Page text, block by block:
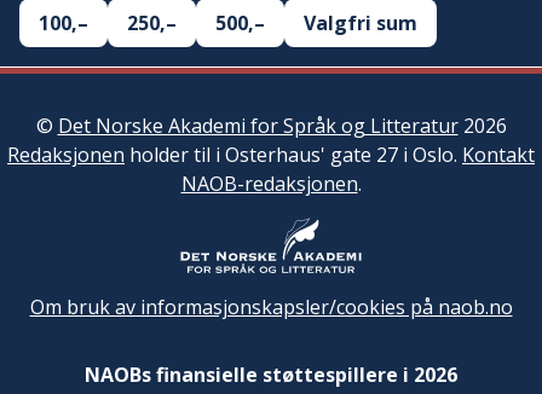
100,–
250,– 500,– Valgfri sum
© Det Norske Akademi for Språk og Litteratur2026
Redaksjonen holder til i Osterhaus' gate 27 i Oslo. Kontakt
NAOB-redaksjonen.
Om bruk av informasjonskapsler/cookies på naob.no
NAOBs finansielle støttespillere i 2026